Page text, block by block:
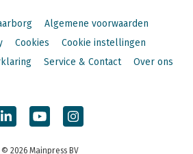
Algemene voorwaarden
Cookies
Cookie instellingen
Service & Contact Over ons
© 2026 Mainpress BV